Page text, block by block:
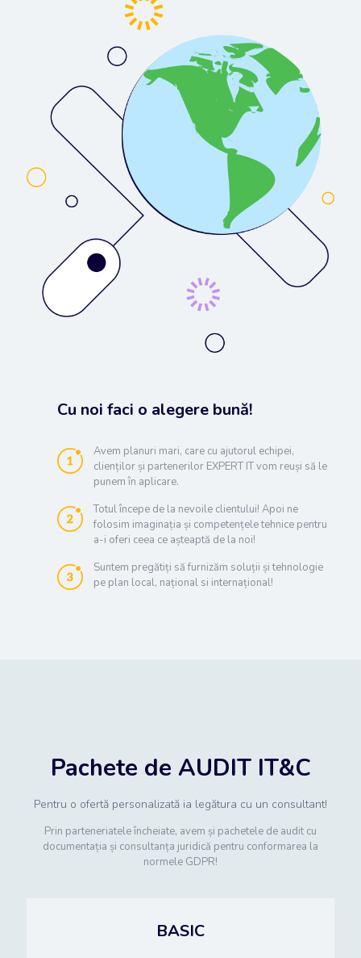
Cu noi faci o alegere bună!
Avem planuri mari, care cu ajutorul echipei,
clienților și partenerilor EXPERT IT vom reuși să le
punem în aplicare.
Totul începe de la nevoile clientului! Apoi ne
folosim imaginația și competențele tehnice pentru
a-i oferi ceea ce așteaptă de la noi!
Suntem pregătiți să furnizăm soluții și tehnologie
pe plan local, național si internațional!
Pachete de AUDIT IT&C
Pentru o ofertă personalizată ia legătura cu un consultant!
Prin parteneriatele încheiate, avem și pachetele de audit cu
documentația și consultanța juridică pentru conformarea la
normele GDPR!
BASIC